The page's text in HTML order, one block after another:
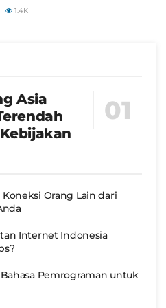
1.4K
Asia
Koneksi Orang Lain dari
Internet Indonesia
Pemrograman untuk